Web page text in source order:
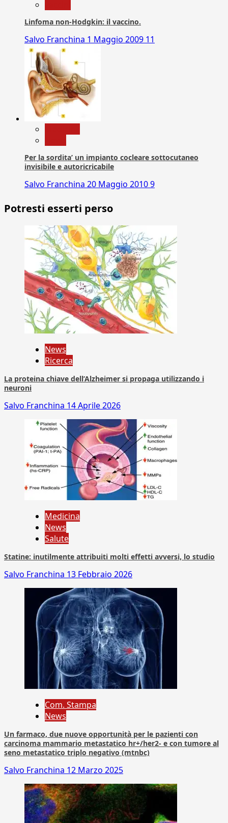
Linfoma non-Hodgkin: il vaccino.
Salvo Franchina 1 Maggio 2009 11
Per la sordita’ un impianto cocleare sottocutaneo
invisibile e autoricricabile
Salvo Franchina 20 Maggio 20109
Potresti esserti perso
News
Ricerca
La proteina chiave dell’Alzheimer si propaga utilizzando i
neuroni
Salvo Franchina 14 Aprile 2026
Medicina
News
Salute
Statine: inutilmente attribuiti molti effetti avversi, lo studio
Salvo Franchina 13 Febbraio 2026
Com. Stampa
News
Un farmaco, due nuove opportunità per le pazienti con
carcinoma mammario metastatico hr+/her2- e con tumore al
seno metastatico triplo negativo (mtnbc)
Salvo Franchina 12 Marzo 2025